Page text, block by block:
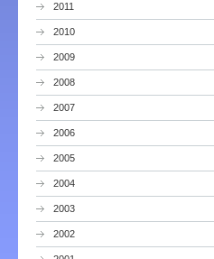
2011
2010
2009
2008
2007
2006
2005
2004
2003
2002